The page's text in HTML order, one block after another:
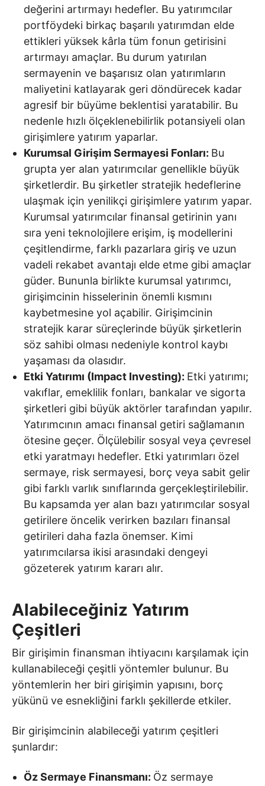
değerini artırmayı hedefler. Bu yatırımcılar
portföydeki birkaç başarılı yatırımdan elde
ettikleri yüksek kârla tüm fonun getirisini
artırmayı amaçlar. Bu durum yatırılan
sermayenin ve başarısız olan yatırımların
maliyetini katlayarak geri döndürecek kadar
agresif bir büyüme beklentisi yaratabilir. Bu
nedenle hızlı ölçeklenebilirlik potansiyeli olan
girişimlere yatırım yaparlar.
Kurumsal Girişim Sermayesi Fonları: Bu
grupta yer alan yatırımcılar genellikle büyük
şirketlerdir. Bu şirketler stratejik hedeflerine
ulaşmak için yenilikçi girişimlere yatırım yapar.
Kurumsal yatırımcılar finansal getirinin yanı
sıra yeni teknolojilere erişim, iş modellerini
çeşitlendirme, farklı pazarlara giriş ve uzun
vadeli rekabet avantajı elde etme gibi amaçlar
güder. Bununla birlikte kurumsal yatırımcı,
girişimcinin hisselerinin önemli kısmını
kaybetmesine yol açabilir. Girişimcinin
stratejik karar süreçlerinde büyük şirketlerin
söz sahibi olması nedeniyle kontrol kaybı
yaşaması da olasıdır.
Etki Yatırımı (Impact Investing): Etki yatırımı;
vakıflar, emeklilik fonları, bankalar ve sigorta
şirketleri gibi büyük aktörler tarafından yapılır.
Yatırımcının amacı finansal getiri sağlamanın
ötesine geçer. Ölçülebilir sosyal veya çevresel
etki yaratmayı hedefler. Etki yatırımları özel
sermaye, risk sermayesi, borç veya sabit gelir
gibi farklı varlık sınıflarında gerçekleştirilebilir.
Bu kapsamda yer alan bazı yatırımcılar sosyal
getirilere öncelik verirken bazıları finansal
getirileri daha fazla önemser. Kimi
yatırımcılarsa ikisi arasındaki dengeyi
gözeterek yatırım kararı alır.
Alabileceğiniz Yatırım
Çeşitleri
Bir girişimin finansman ihtiyacını karşılamak için
kullanabileceği çeşitli yöntemler bulunur. Bu
yöntemlerin her biri girişimin yapısını, borç
yükünü ve esnekliğini farklı şekillerde etkiler.
Bir girişimcinin alabileceği yatırım çeşitleri
şunlardır:
Öz Sermaye Finansmanı: Öz sermaye